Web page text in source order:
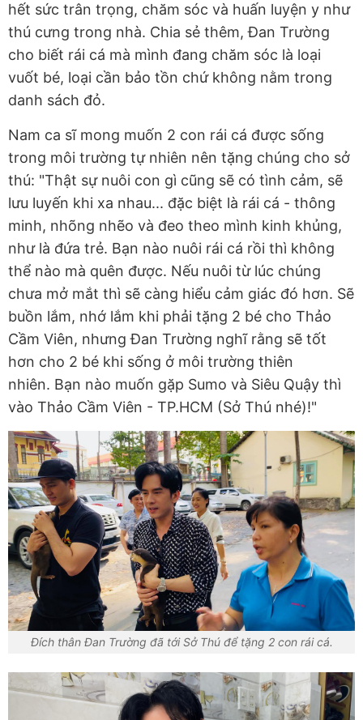
hết sức trân trọng, chăm sóc và huấn luyện y như
thú cưng trong nhà. Chia sẻ thêm, Đan Trường
cho biết rái cá mà mình đang chăm sóc là loại
vuốt bé, loại cần bảo tồn chứ không nằm trong
danh sách đỏ.
Nam ca sĩ mong muốn 2 con rái cá được sống
trong môi trường tự nhiên nên tặng chúng cho sở
thú: "Thật sự nuôi con gì cũng sẽ có tình cảm, sẽ
lưu luyến khi xa nhau... đặc biệt là rái cá - thông
minh, nhõng nhẽo và đeo theo mình kinh khủng,
như là đứa trẻ. Bạn nào nuôi rái cá rồi thì không
thể nào mà quên được. Nếu nuôi từ lúc chúng
chưa mở mắt thì sẽ càng hiểu cảm giác đó hơn. Sẽ
buồn lắm, nhớ lắm khi phải tặng 2 bé cho Thảo
Cầm Viên, nhưng Đan Trường nghĩ rằng sẽ tốt
hơn cho 2 bé khi sống ở môi trường thiên
nhiên. Bạn nào muốn gặp Sumo và Siêu Quậy thì
vào Thảo Cầm Viên - TP.HCM (Sở Thú nhé)!"
Đích thân Đan Trường đã tới Sở Thú để tặng 2 con rái cá.